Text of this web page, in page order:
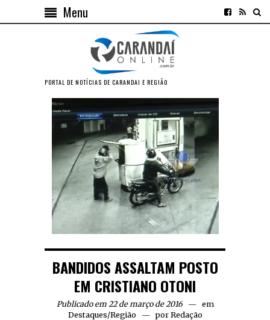
Menu
PORTAL DE NOTÍCIAS DE CARANDAI E REGIÃO
BANDIDOS ASSALTAM POSTO
EM CRISTIANO OTONI
Publicado em 22 de março de 2016
em
Destaques/Região por Redação